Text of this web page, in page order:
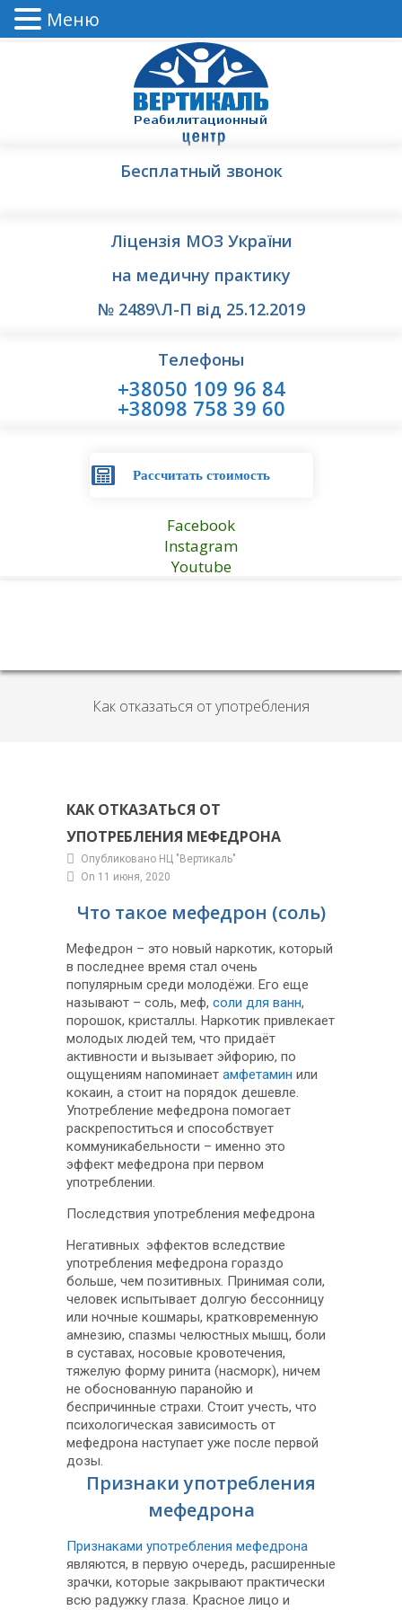
Бесплатный звонок
Ліцензія МОЗ України
на медичну практику
№ 2489\Л-П від 25.12.2019
Телефоны
+38050 109 96 84
+38098 758 39 60
Рассчитать стоимость
Facebook
Instagram
Youtube
Как отказаться от употребления
КАК ОТКАЗАТЬСЯ ОТ
УПОТРЕБЛЕНИЯ МЕФЕДРОНА
Опубликовано НЦ "Вертикаль"
On 11 июня, 2020
Что такое мефедрон (соль)
Мефедрон – это новый наркотик, который
в последнее время стал очень
популярным среди молодёжи. Его еще
называют – соль, меф, соли для ванн,
порошок, кристаллы. Наркотик привлекает
молодых людей тем, что придаёт
активности и вызывает эйфорию, по
ощущениям напоминает амфетамин или
кокаин, а стоит на порядок дешевле.
Употребление мефедрона помогает
раскрепоститься и способствует
коммуникабельности – именно это
эффект мефедрона при первом
употреблении.
Последствия употребления мефедрона
Негативных эффектов вследствие
употребления мефедрона гораздо
больше, чем позитивных. Принимая соли,
человек испытывает долгую бессонницу
или ночные кошмары, кратковременную
амнезию, спазмы челюстных мышц, боли
в суставах, носовые кровотечения,
тяжелую форму ринита (насморк), ничем
не обоснованную паранойю и
беспричинные страхи. Стоит учесть, что
психологическая зависимость от
мефедрона наступает уже после первой
дозы.
Признаки употребления
мефедрона
Признаками употребления мефедрона
являются, в первую очередь, расширенные
зрачки, которые закрывают практически
всю радужку глаза. Красное лицо и
Меню